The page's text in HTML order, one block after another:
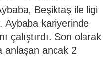
Beşiktaş ile ligi
Aybaba kariyerinde
çalıştırdı. Son olarak
anlaşan ancak 2